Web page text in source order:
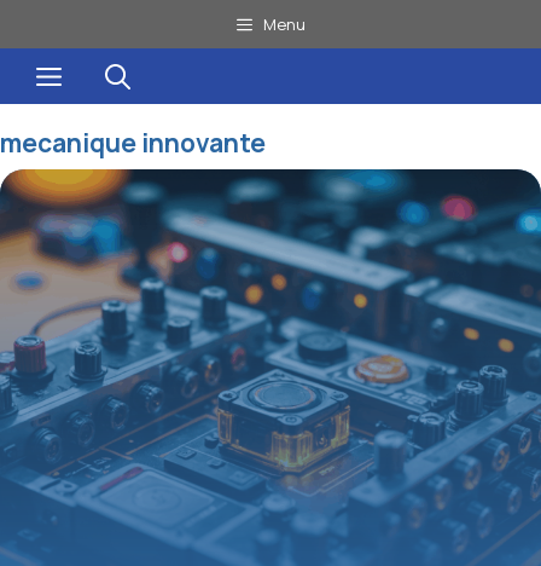
au
contenu
Menu
Menu
mecanique innovante